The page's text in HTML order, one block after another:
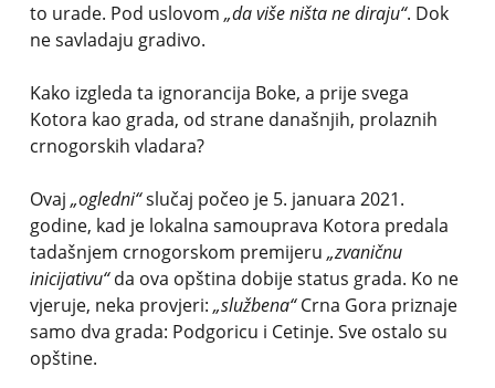
to urade. Pod uslovom „da više ništa ne diraju“. Dok
ne savladaju gradivo.
Kako izgleda ta ignorancija Boke, a prije svega
Kotora kao grada, od strane današnjih, prolaznih
crnogorskih vladara?
Ovaj „ogledni“slučaj počeo je 5. januara 2021.
godine, kad je lokalna samouprava Kotora predala
tadašnjem crnogorskom premijeru „zvaničnu
inicijativu“da ova opština dobije status grada. Ko ne
vjeruje, neka provjeri: „službena“Crna Gora priznaje
samo dva grada: Podgoricu i Cetinje. Sve ostalo su
opštine.